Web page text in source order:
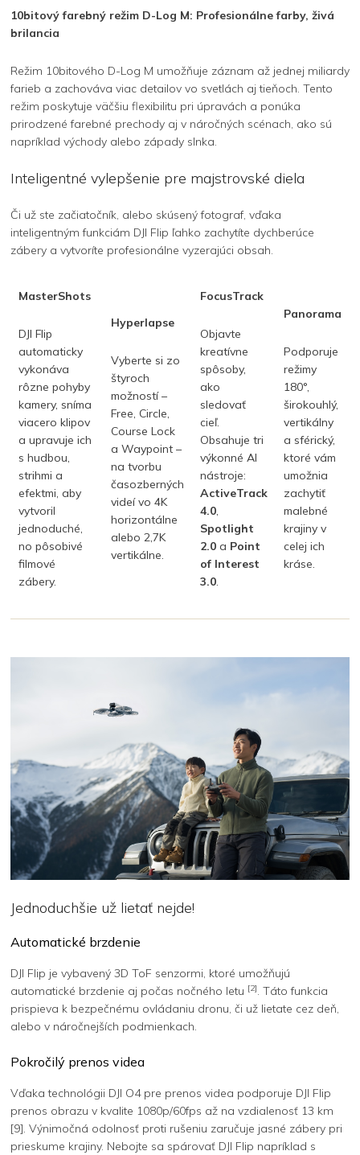
10bitový farebný režim D-Log M: Profesionálne farby, živá
brilancia
Režim 10bitového D-Log M umožňuje záznam až jednej miliardy
farieb a zachováva viac detailov vo svetlách aj tieňoch. Tento
režim poskytuje väčšiu flexibilitu pri úpravách a ponúka
prirodzené farebné prechody aj v náročných scénach, ako sú
napríklad východy alebo západy slnka.
Inteligentné vylepšenie pre majstrovské diela
Či už ste začiatočník, alebo skúsený fotograf, vďaka
inteligentným funkciám DJI Flip ľahko zachytíte dychberúce
zábery a vytvoríte profesionálne vyzerajúci obsah.
MasterShots
DJI Flip
automaticky
vykonáva
rôzne pohyby
kamery, sníma
viacero klipov
a upravuje ich
s hudbou,
strihmi a
efektmi, aby
vytvoril
jednoduché,
no pôsobivé
filmové
zábery.
Hyperlapse
Vyberte si zo
štyroch
možností –
Free, Circle,
Course Lock
a Waypoint –
na tvorbu
časozberných
videí vo 4K
horizontálne
alebo 2,7K
vertikálne.
FocusTrack
Objavte
kreatívne
spôsoby,
ako
sledovať
cieľ.
Obsahuje tri
výkonné AI
nástroje:
ActiveTrack
4.0,
Spotlight
2.0 a Point
of Interest
3.0.
Panorama
Podporuje
režimy
180°,
širokouhlý,
vertikálny
a sférický,
ktoré vám
umožnia
zachytiť
malebné
krajiny v
celej ich
kráse.
Jednoduchšie už lietať nejde!
Automatické brzdenie
DJI Flip je vybavený 3D ToF senzormi, ktoré umožňujú
automatické brzdenie aj počas nočného letu [2]. Táto funkcia
prispieva k bezpečnému ovládaniu dronu, či už lietate cez deň,
alebo v náročnejších podmienkach.
Pokročilý prenos videa
Vďaka technológii DJI O4 pre prenos videa podporuje DJI Flip
prenos obrazu v kvalite 1080p/60fps až na vzdialenosť 13 km
[9]. Výnimočná odolnosť proti rušeniu zaručuje jasné zábery pri
prieskume krajiny. Nebojte sa spárovať DJI Flip napríklad s